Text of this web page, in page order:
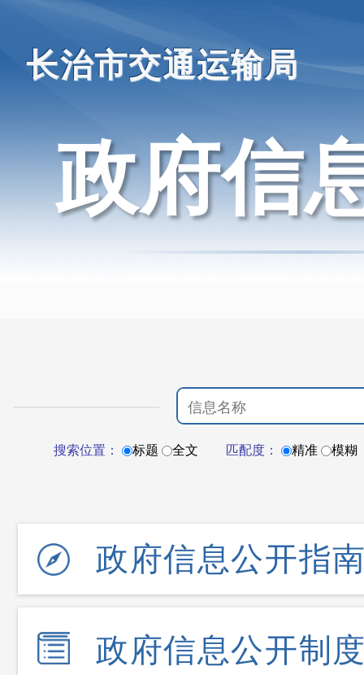
长治市交通运输局
政府信
搜索位置： 标题 全文 匹配度： 精准 模糊
政府信息公开指
政府信息公开制